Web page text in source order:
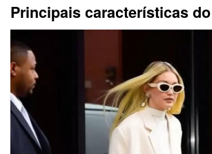
Principais características